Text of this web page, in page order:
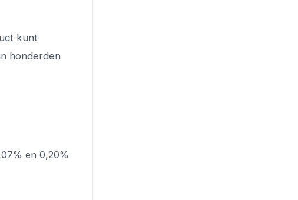
kunt
honderden
en 0,20%